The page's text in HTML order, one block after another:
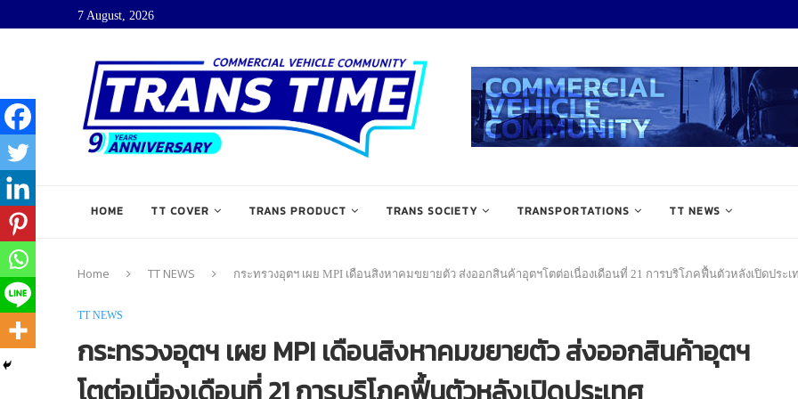
7 August, 2026
HOME TT COVER TRANS PRODUCT TRANS SOCIETY TRANSPORTATIONS TT NEWS
Home TT NEWS กระทรวงอุตฯ เผย MPI เดือนสิงหาคมขยายตัว ส่งออกสินค้าอุตฯโตต่อเนื่องเดือนที่ 21 การบริโภคฟื้นตัวหลังเปิดประเ
TT NEWS
กระทรวงอุตฯ เผย MPI เดือนสิงหาคมขยายตัว ส่งออกสินค้าอุตฯ